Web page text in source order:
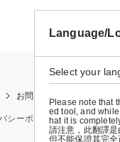
お問い合わせ
シーポリシー 特定商取引
Language/
Select your
Please note that
ed tool, and
hat it is
請注意，此翻譯是
但不能保證其完全